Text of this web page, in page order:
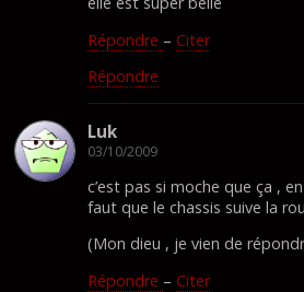
Répondre – Citer
Répondre
Luk
03/10/2009
c’est pas si moche que ça ,
faut que le chassis suive la
(Mon dieu , je vien de
Répondre – Citer